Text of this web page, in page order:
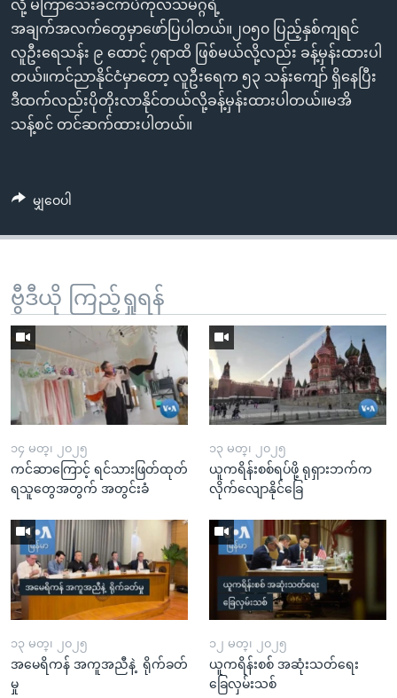
ရှာဖွေ
ရန်
နေရာ
သို့
ကျော်
ဘာသာစကားများ
လို့ မကြာသေးခင်ကပဲကုလသမဂ္ဂရဲ့
အချက်အလက်တွေမှာဖော်ပြပါတယ်။၂၀၅၀ ပြည့်နှစ်ကျရင်
လူဦးရေသန်း ၉ ထောင့် ၇ရာထိ ဖြစ်မယ်လို့လည်း ခန့်မှန်းထားပါ
တယ်။ကင်ညာနိုင်ငံမှာတော့ လူဦးရေက ၅၃ သန်းကျော် ရှိနေပြီး
ဒီထက်လည်းပိုတိုးလာနိုင်တယ်လို့ခန့်မှန်းထားပါတယ်။မအိ
သန့်စင် တင်ဆက်ထားပါတယ်။
မျှဝေပါ
ဗွီဒီယို ကြည့်ရှုရန်
၁၄ မတ္၊ ၂၀၂၅
ကင်ဆာကြောင့် ရင်သားဖြတ်ထုတ်
ရသူတွေအတွက် အတွင်းခံ
၁၃ မတ္၊ ၂၀၂၅
ယူကရိန်းစစ်ရပ်ဖို့ ရုရှားဘက်က
လိုက်လျောနိုင်ခြေ
၁၃ မတ္၊ ၂၀၂၅
အမေရိကန် အကူအညီနဲ့ ရိုက်ခတ်
မှု
၁၂ မတ္၊ ၂၀၂၅
ယူကရိန်းစစ် အဆုံးသတ်ရေး
ခြေလှမ်းသစ်